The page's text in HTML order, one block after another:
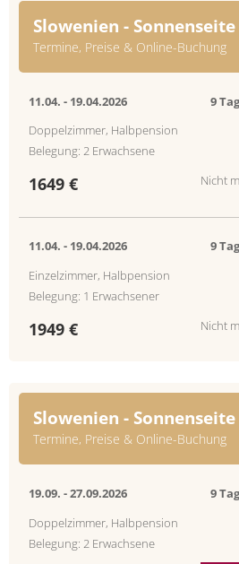
Slowenien -
Termine, Preise & Online-Buchung
11.04. - 19.04.2026
9
Doppelzimmer, Halbpension
Belegung: 2 Erwachsene
1649 € Nicht
11.04. - 19.04.2026
9
Einzelzimmer, Halbpension
Belegung: 1 Erwachsener
1949 € Nicht
Slowenien -
Termine, Preise & Online-Buchung
19.09. -27.09.2026
9
Doppelzimmer, Halbpension
Belegung: 2 Erwachsene